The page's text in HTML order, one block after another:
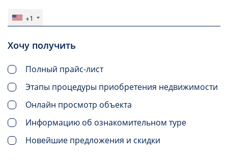
+1
Хочу получить
Полный прайс-лист
Этапы процедуры приобретения недвижимости
Онлайн просмотр объекта
Информацию об ознакомительном туре
Новейшие предложения и скидки